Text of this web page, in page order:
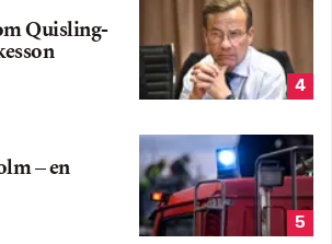
Quisling-
4
– en
5